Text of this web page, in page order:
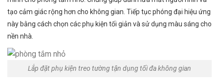
tạo cảm giác rộng hơn cho không gian. Tiếp tục phóng đại hiệu ứng
này bằng cách chọn các phụ kiện tối giản và sử dụng màu sáng cho
nền nhà.
Lắp đặt phụ kiện treo tường tận dụng tối đa không gian